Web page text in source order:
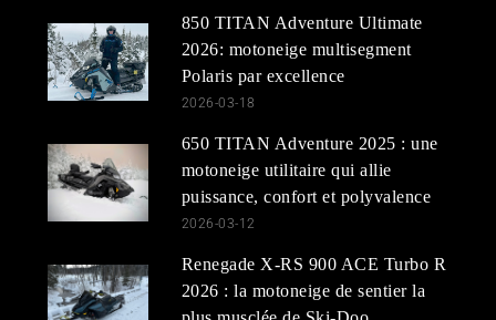
850 TITAN Adventure Ultimate
2026: motoneige multisegment
Polaris par excellence
2026-03-18
650 TITAN Adventure 2025 : une
motoneige utilitaire qui allie
puissance, confort et polyvalence
2026-03-12
Renegade X-RS 900 ACE Turbo R
2026 : la motoneige de sentier la